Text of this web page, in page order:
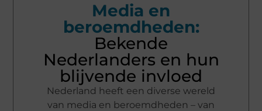
Media en
beroemdheden:
Bekende
Nederlanders en hun
blijvende invloed
Nederland heeft een diverse wereld
van media en beroemdheden – van